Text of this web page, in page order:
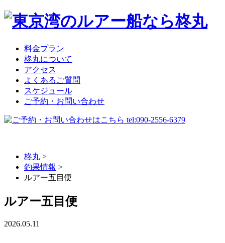
料金プラン
柊丸について
アクセス
よくあるご質問
スケジュール
ご予約・お問い合わせ
柊丸 >
釣果情報 >
ルアー五目便
ルアー五目便
2026.05.11